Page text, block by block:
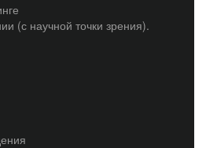
(с научной точки зрения).